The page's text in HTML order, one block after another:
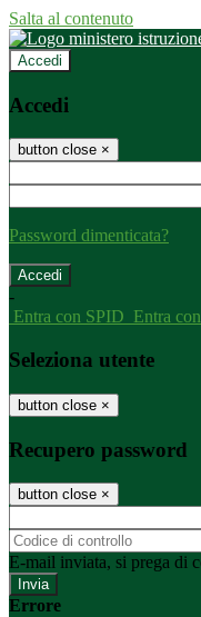
Salta al contenuto
Accedi
Accedi
button close ×
Password dimenticata?
-
Entra con SPID Entra
Seleziona utente
button close ×
Recupero password
button close ×
E-mail inviata, si prega di
Errore